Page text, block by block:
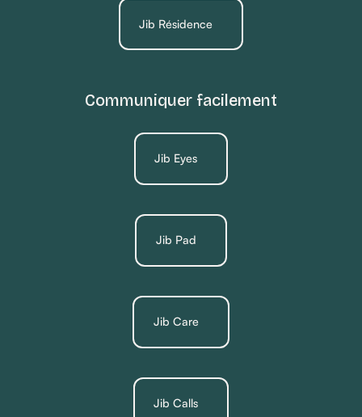
Jib Résidence
Communiquer facilement
Jib Eyes
Jib Pad
Jib Care
Jib Calls